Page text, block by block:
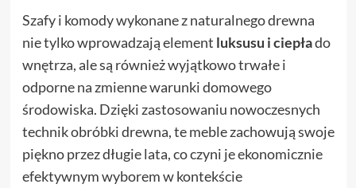
Szafy i komody wykonane z naturalnego drewna
nie tylko wprowadzają element luksusu i ciepłado
wnętrza, ale są również wyjątkowo trwałe i
odporne na zmienne warunki domowego
środowiska. Dzięki zastosowaniu nowoczesnych
technik obróbki drewna, te meble zachowują swoje
piękno przez długie lata, co czyni je ekonomicznie
efektywnym wyborem w kontekście